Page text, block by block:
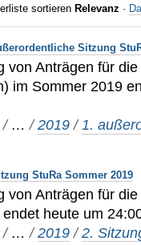
sortieren Relevanz ·
Sitzung
von Anträgen für
im Sommer 2019
/ …/2019 /1.
StuRa Sommer 2019
von Anträgen für
heute um
/ …/2019 /2.